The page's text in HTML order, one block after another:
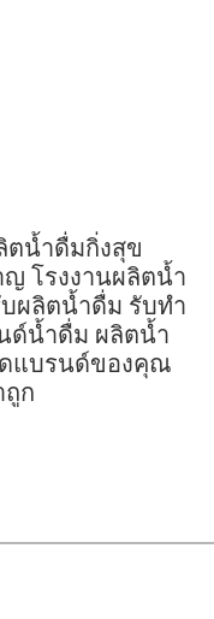
ตน้ำดื่มกิ่งสุข
ญ โรงงานผลิตน้ำ
ผลิตน้ำดื่ม รับทำ
ด์น้ำดื่ม ผลิตน้ำ
แบรนด์ของคุณ
ถูก